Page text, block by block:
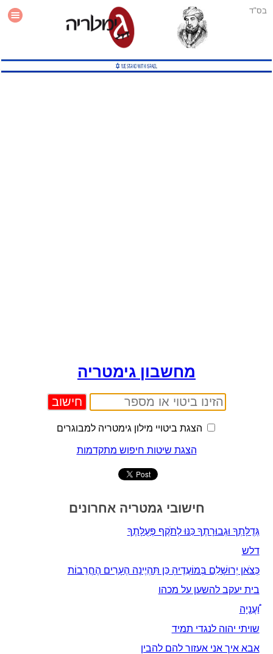
בס"ד
עזרה
מחשבון גימטריה
הצגת ביטויי מילון גימטריה למבוגרים
הצגת שיטות חיפוש מתקדמות
חישובי גמטריה אחרונים
גְּדֻלָּתְךָ וּגְבוּרָתֶךָ כִּנּוּ לְתֹקֶף פְּעֻלָּתֶךָ
דלש
כְּצֹאן יְרוּשָׁלַ‍ִם בְּמוֹעֲדֶיהָ כֵּן תִּהְיֶינָה הֶעָרִים הֶחֳרֵבוֹת
בית יעקב להשען על מכהו
וַ֠עֲנָיָה
שויתי יהוה לנגדי תמיד
אבא איך אני אעזור להם להבין